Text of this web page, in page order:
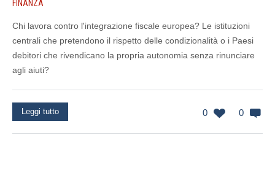
FINANZA
Chi lavora contro l'integrazione fiscale europea? Le istituzioni
centrali che pretendono il rispetto delle condizionalità o i Paesi
debitori che rivendicano la propria autonomia senza rinunciare
agli aiuti?
0 0
Leggi tutto